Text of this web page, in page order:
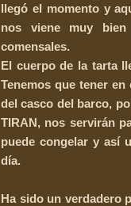
llegó el momento y
nos viene muy bien
comensales.
El cuerpo de la tarta
Tenemos que tener
del casco del barco,
TIRAN, nos servirán
puede congelar y así
día.
Ha sido un verdadero